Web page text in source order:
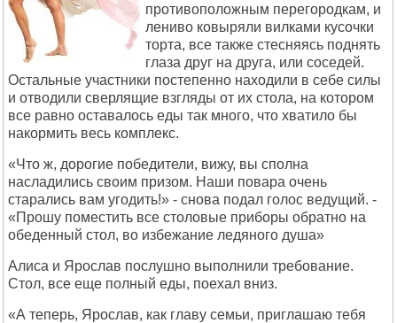
противоположным перегородкам, и
лениво ковыряли вилками кусочки
торта, все также стесняясь поднять
глаза друг на друга, или соседей.
Остальные участники постепенно находили в себе силы
и отводили сверлящие взгляды от их стола, на котором
все равно оставалось еды так много, что хватило бы
накормить весь комплекс.
«Что ж, дорогие победители, вижу, вы сполна
насладились своим призом. Наши повара очень
старались вам угодить!» - снова подал голос ведущий. -
«Прошу поместить все столовые приборы обратно на
обеденный стол, во избежание ледяного душа»
Алиса и Ярослав послушно выполнили требование.
Стол, все еще полный еды, поехал вниз.
«А теперь, Ярослав, как главу семьи, приглашаю тебя